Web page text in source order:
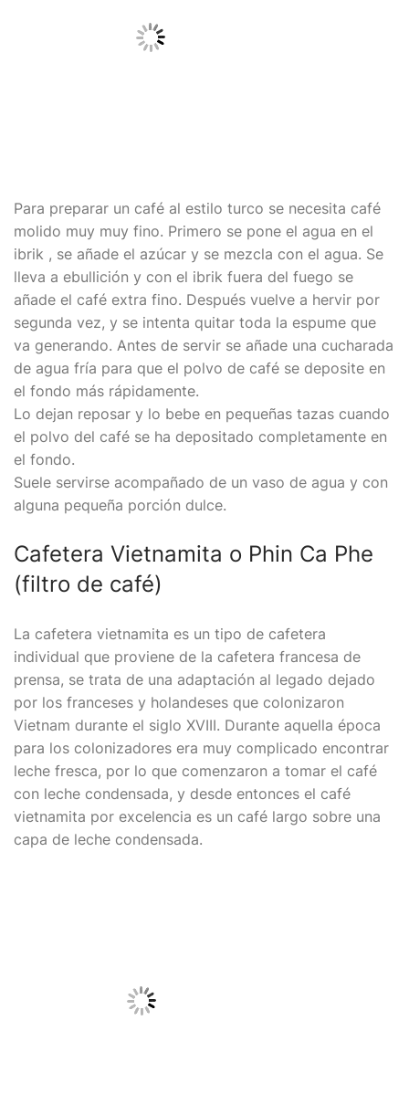
Para preparar un café al estilo turco se necesita café
molido muy muy fino. Primero se pone el agua en el
ibrik , se añade el azúcar y se mezcla con el agua. Se
lleva a ebullición y con el ibrik fuera del fuego se
añade el café extra fino. Después vuelve a hervir por
segunda vez, y se intenta quitar toda la espume que
va generando. Antes de servir se añade una cucharada
de agua fría para que el polvo de café se deposite en
el fondo más rápidamente.
Lo dejan reposar y lo bebe en pequeñas tazas cuando
el polvo del café se ha depositado completamente en
el fondo.
Suele servirse acompañado de un vaso de agua y con
alguna pequeña porción dulce.
Cafetera Vietnamita o Phin Ca Phe
(filtro de café)
La cafetera vietnamita es un tipo de cafetera
individual que proviene de la cafetera francesa de
prensa, se trata de una adaptación al legado dejado
por los franceses y holandeses que colonizaron
Vietnam durante el siglo XVIII. Durante aquella época
para los colonizadores era muy complicado encontrar
leche fresca, por lo que comenzaron a tomar el café
con leche condensada, y desde entonces el café
vietnamita por excelencia es un café largo sobre una
capa de leche condensada.